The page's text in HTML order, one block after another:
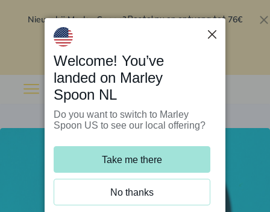
Nieuw bij Marley Spoon?Bestel nu en ontvang tot 76€
Welcome! You’ve
landed on Marley
Spoon NL
Do you want to switch to Marley
Spoon US to see our local offering?
Take me there
No thanks